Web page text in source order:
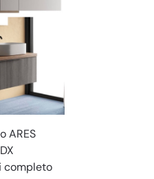
ARES
completo